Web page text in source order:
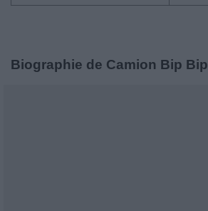
Biographie de Camion Bip Bip